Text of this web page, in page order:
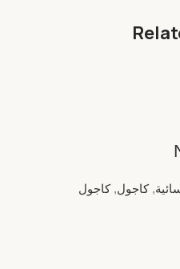
,كاجول,كاجول